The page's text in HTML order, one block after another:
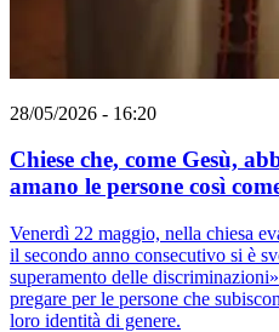
28/05/2026 - 16:20
Chiese che, come Gesù,
amano le persone così
Venerdì 22 maggio, nella chiesa
il secondo anno consecutivo si è
superamento delle
pregare per le persone che
loro identità di genere.